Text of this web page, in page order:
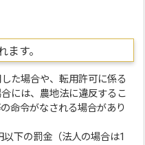
す。
た場合や、転用許可に係る
には、農地法に違反するこ
命令がなされる場合があり
下の罰金（法人の場合は1